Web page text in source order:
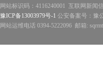
网站标识码：4116240001 互联网新闻
豫ICP备13003979号-1 公安备案号：豫
网站运维电话 0394-5222096 邮箱: